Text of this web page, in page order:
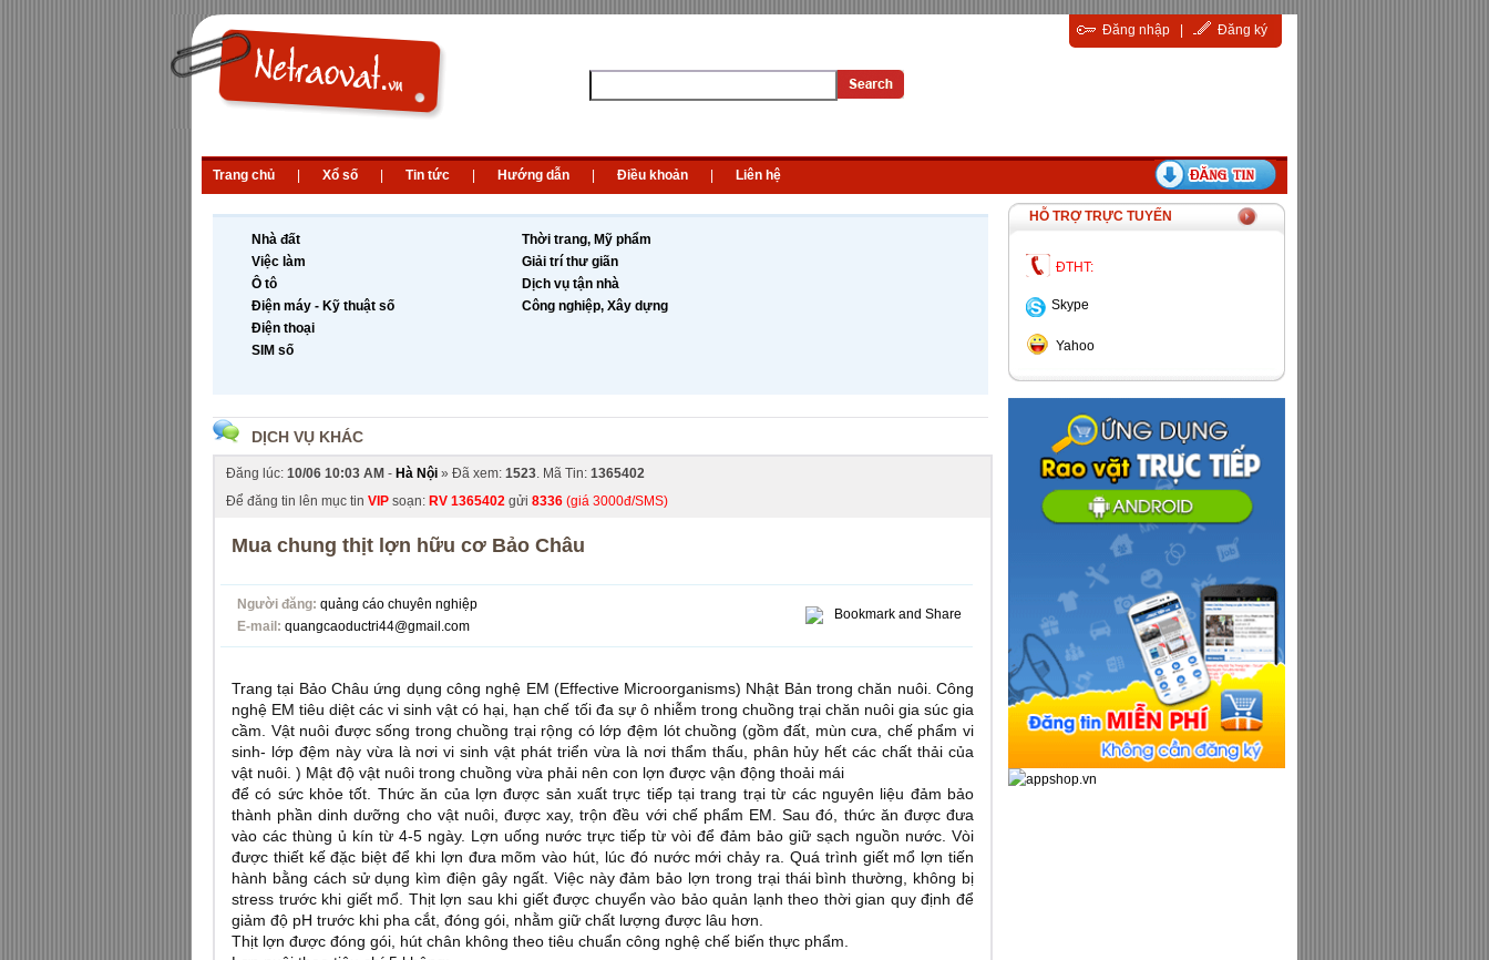
Đăng nhập Đăng ký
Trang chủ Xổ số Tin tức Hướng dẫn Điều khoản Liên hệ
Nhà đất
Việc làm
Ô tô
Điện máy - Kỹ thuật số
Điện thoại
SIM số
Thời trang, Mỹ phẩm
Giải trí thư giãn
Dịch vụ tận nhà
Công nghiệp, Xây dựng
DỊCH VỤ KHÁC
Đăng lúc: 10/06 10:03 AM - Hà Nội » Đã xem: 1523. Mã Tin: 1365402
Để đăng tin lên mục tin VIP soạn: RV 1365402 gửi 8336 (giá 3000đ/SMS)
Mua chung thịt lợn hữu cơ Bảo Châu
Người đăng: quảng cáo chuyên nghiệp
E-mail: quangcaoductri44@gmail.com
Trang tại Bảo Châu ứng dụng công nghệ EM (Effective Microorganisms) Nhật Bản trong chăn nuôi. Công
nghệ EM tiêu diệt các vi sinh vật có hại, hạn chế tối đa sự ô nhiễm trong chuồng trại chăn nuôi gia súc gia
cầm. Vật nuôi được sống trong chuồng trại rộng có lớp đệm lót chuồng (gồm đất, mùn cưa, chế phẩm vi
sinh- lớp đệm này vừa là nơi vi sinh vật phát triển vừa là nơi thẩm thấu, phân hủy hết các chất thải của
vật nuôi. ) Mật độ vật nuôi trong chuồng vừa phải nên con lợn được vận động thoải mái
để có sức khỏe tốt. Thức ăn của lợn được sản xuất trực tiếp tại trang trại từ các nguyên liệu đảm bảo
thành phần dinh dưỡng cho vật nuôi, được xay, trộn đều với chế phẩm EM. Sau đó, thức ăn được đưa
vào các thùng ủ kín từ 4-5 ngày. Lợn uống nước trực tiếp từ vòi để đảm bảo giữ sạch nguồn nước. Vòi
được thiết kế đặc biệt để khi lợn đưa mõm vào hút, lúc đó nước mới chảy ra. Quá trình giết mổ lợn tiến
hành bằng cách sử dụng kìm điện gây ngất. Việc này đảm bảo lợn trong trại thái bình thường, không bị
stress trước khi giết mổ. Thịt lợn sau khi giết được chuyển vào bảo quản lạnh theo thời gian quy định để
giảm độ pH trước khi pha cắt, đóng gói, nhằm giữ chất lượng được lâu hơn.
Thịt lợn được đóng gói, hút chân không theo tiêu chuẩn công nghệ chế biến thực phẩm.
HỖ TRỢ TRỰC TUYẾN
ĐTHT:
Skype
Yahoo